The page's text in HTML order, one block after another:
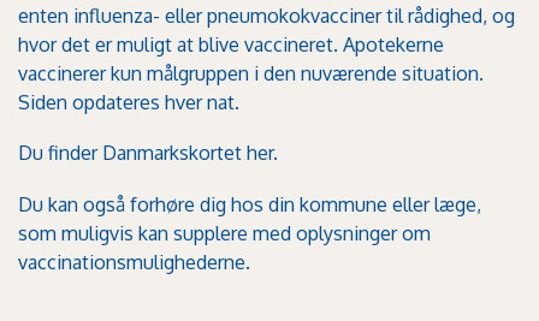
enten influenza- eller pneumokokvacciner til rådighed, og
hvor det er muligt at blive vaccineret. Apotekerne
vaccinerer kun målgruppen i den nuværende situation.
Siden opdateres hver nat.
Du finder Danmarkskortet her.
Du kan også forhøre dig hos din kommune eller læge,
som muligvis kan supplere med oplysninger om
vaccinationsmulighederne.